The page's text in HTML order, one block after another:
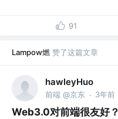
91
Lampow燃 赞了这篇文章
hawleyHuo
前端 @京东 · 3年前
Web3.0对前端很友好？